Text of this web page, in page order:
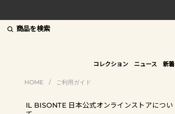
商品を検索
コレクション ニュース 新着
HOME / ご利用ガイド
IL BISONTE日本公式オンラインストアについ